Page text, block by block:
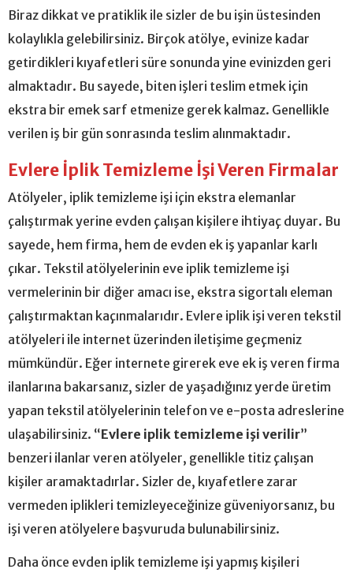
Biraz dikkat ve pratiklik ile sizler de bu işin üstesinden
kolaylıkla gelebilirsiniz. Birçok atölye, evinize kadar
getirdikleri kıyafetleri süre sonunda yine evinizden geri
almaktadır. Bu sayede, biten işleri teslim etmek için
ekstra bir emek sarf etmenize gerek kalmaz. Genellikle
verilen iş bir gün sonrasında teslim alınmaktadır.
Evlere İplik Temizleme İşi Veren Firmalar
Atölyeler, iplik temizleme işi için ekstra elemanlar
çalıştırmak yerine evden çalışan kişilere ihtiyaç duyar. Bu
sayede, hem firma, hem de evden ek iş yapanlar karlı
çıkar. Tekstil atölyelerinin eve iplik temizleme işi
vermelerinin bir diğer amacı ise, ekstra sigortalı eleman
çalıştırmaktan kaçınmalarıdır. Evlere iplik işi veren tekstil
atölyeleri ile internet üzerinden iletişime geçmeniz
mümkündür. Eğer internete girerek eve ek iş veren firma
ilanlarına bakarsanız, sizler de yaşadığınız yerde üretim
yapan tekstil atölyelerinin telefon ve e-posta adreslerine
ulaşabilirsiniz. “Evlere iplik temizleme işi verilir”
benzeri ilanlar veren atölyeler, genellikle titiz çalışan
kişiler aramaktadırlar. Sizler de, kıyafetlere zarar
vermeden iplikleri temizleyeceğinize güveniyorsanız, bu
işi veren atölyelere başvuruda bulunabilirsiniz.
Daha önce evden iplik temizleme işi yapmış kişileri